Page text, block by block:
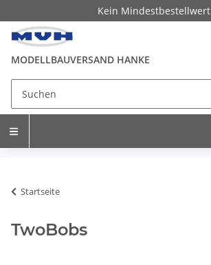
Kein Mindestbestellwert
MODELLBAUVERSAND HANKE
Startseite
TwoBobs